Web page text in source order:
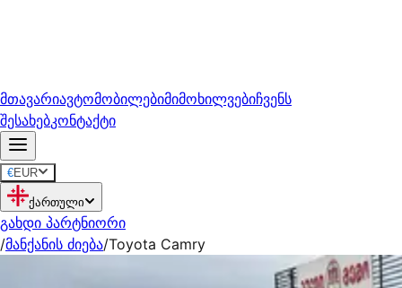
მთავარიავტომობილებიმიმოხილვებიჩვენს
შესახებკონტაქტი
€EUR
ქართული
გახდი პარტნიორი
/მანქანის ძიება/Toyota Camry